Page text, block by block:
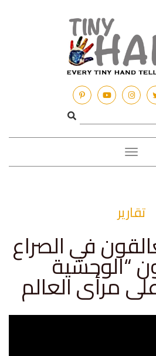
Toggle
navigation
تقارير
في الصراع
“الوحشية
مرأى العالم